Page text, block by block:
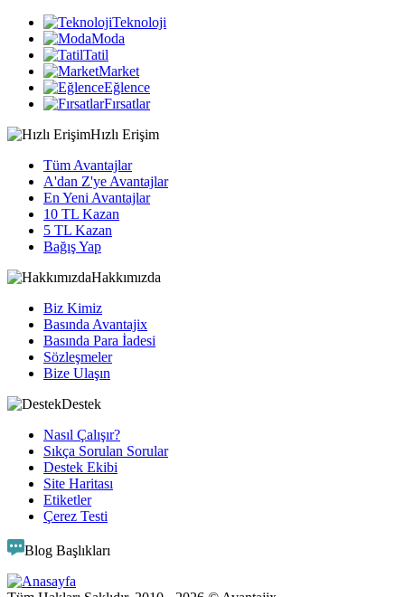
Teknoloji
Moda
Tatil
Market
Eğlence
Fırsatlar
Hızlı Erişim
Tüm Avantajlar
A'dan Z'ye Avantajlar
En Yeni Avantajlar
10 TL Kazan
5 TL Kazan
Bağış Yap
Hakkımızda
Biz Kimiz
Basında Avantajix
Basında Para İadesi
Sözleşmeler
Bize Ulaşın
Destek
Nasıl Çalışır?
Sıkça Sorulan Sorular
Destek Ekibi
Site Haritası
Etiketler
Çerez Testi
Blog Başlıkları